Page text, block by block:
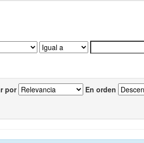
por En orden